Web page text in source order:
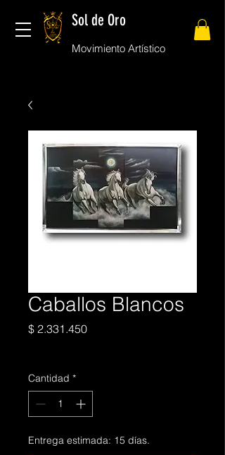
Sol de Oro
Movimiento Artístico
Caballos Blancos
$ 2.331.450Precio
Cantidad *
Entrega estimada: 15 días.